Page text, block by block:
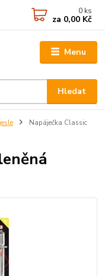
Menu
Hledat
0 ks
za 0,00 Kč
Napáječka Classic